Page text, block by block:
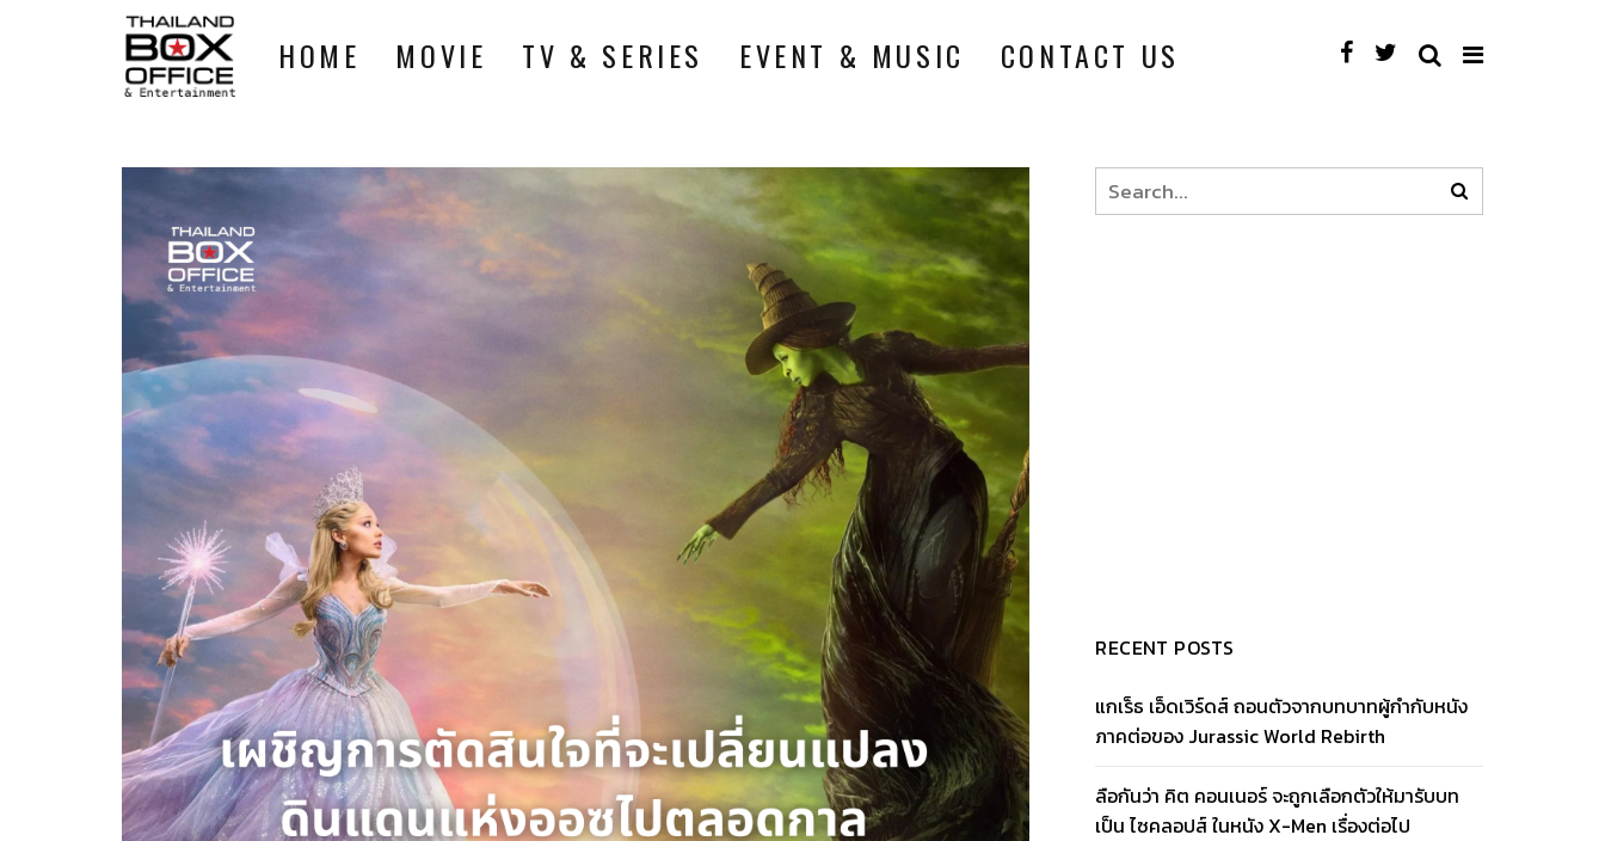
HOME MOVIE TV & SERIES EVENT & MUSIC CONTACT US
RECENT POSTS
แกเร็ธ เอ็ดเวิร์ดส์ ถอนตัวจากบทบาทผู้กำกับหนัง
ภาคต่อของ Jurassic World Rebirth
ลือกันว่า คิต คอนเนอร์ จะถูกเลือกตัวให้มารับบท
เป็น ไซคลอปส์ ในหนัง X-Men เรื่องต่อไป